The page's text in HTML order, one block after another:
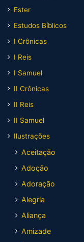
Ester
Estudos Bíblicos
I Crônicas
I Reis
I Samuel
II Crônicas
II Reis
II Samuel
Ilustrações
Aceitação
Adoção
Adoração
Alegria
Aliança
Amizade